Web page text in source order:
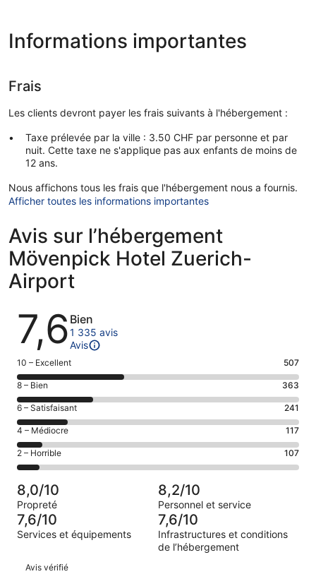
Informations importantes
Frais
Les clients devront payer les frais suivants à l'hébergement :
Taxe prélevée par la ville : 3.50 CHF par personne et par
nuit. Cette taxe ne s'applique pas aux enfants de moins de
12 ans.
Nous affichons tous les frais que l'hébergement nous a fournis.
Afficher toutes les informations importantes
Avis sur l’hébergement
Mövenpick Hotel Zuerich-
Airport
Avis
7,6 Bien
1 335 avis
Avis
Note
des
voyageurs
de 10
(Excellent),
d’après 507 avis
sur 1335.
10 – Excellent 507
Note
des
voyageurs
de 8
(Bien),
d’après 363 avis
sur 1335.
8 – Bien 363
Note
des
voyageurs
de 6
(Satisfaisant),
sur 1335.
6 – Satisfaisant 241
Note
des
voyageurs
de 4
(Médiocre),
d’après 117 avis
sur 1335.
4 – Médiocre 117
Note
des
voyageurs
de 2
(Horrible),
d’après 107 avis
sur 1335.
2 – Horrible 107
8,0/10
Propreté
8,2/10
Personnel et service
7,6/10
Services et équipements
7,6/10
Infrastructures et conditions
de l’hébergement
Avis
Avis vérifié